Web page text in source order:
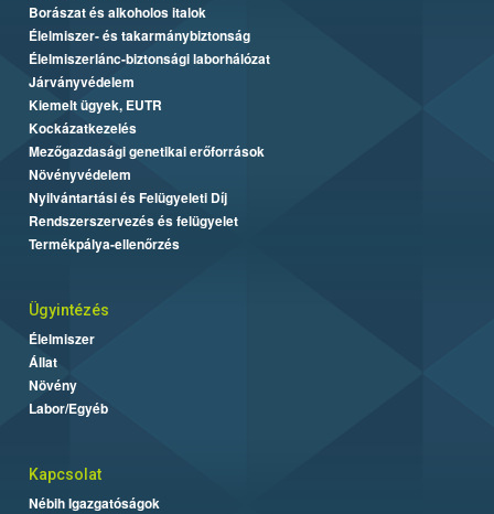
Borászat és alkoholos italok
Élelmiszer- és takarmánybiztonság
Élelmiszerlánc-biztonsági laborhálózat
Járványvédelem
Kiemelt ügyek, EUTR
Kockázatkezelés
Mezőgazdasági genetikai erőforrások
Növényvédelem
Nyilvántartási és Felügyeleti Díj
Rendszerszervezés és felügyelet
Termékpálya-ellenőrzés
Ügyintézés
Élelmiszer
Állat
Növény
Labor/Egyéb
Kapcsolat
Nébih Igazgatóságok